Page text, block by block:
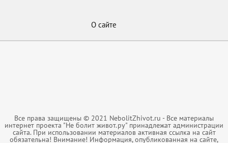
О сайте
Все права защищены © 2021 NebolitZhivot.ru - Все материалы
интернет проекта "Не болит живот.ру" принадлежат администрации
сайта. При использовании материалов активная ссылка на сайт
обязательна! Внимание! Информация, опубликованная на сайте,